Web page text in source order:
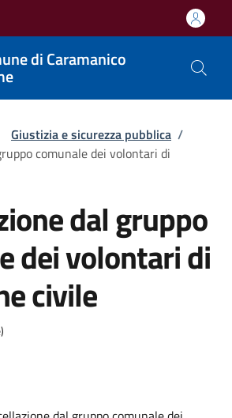
di Caramanico
pane
Giustizia e sicurezza pubblica /
comunale dei volontari di
dal gruppo
dei volontari di
civile